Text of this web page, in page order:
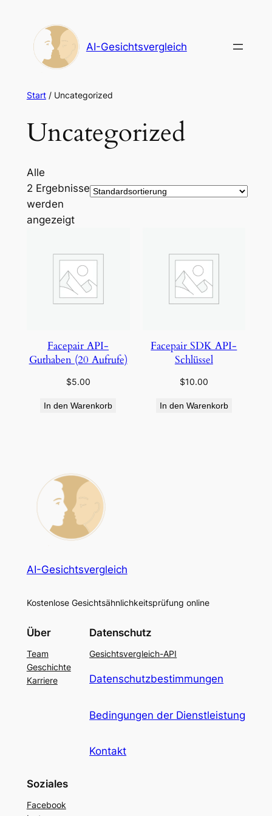
springen
AI-Gesichtsvergleich
Start/ Uncategorized
Uncategorized
Alle
2 Ergebnisse
werden
angezeigt
Facepair API-
Guthaben (20 Aufrufe)
$5.00
In den Warenkorb
Facepair SDK API-
Schlüssel
$10.00
In den Warenkorb
AI-Gesichtsvergleich
Kostenlose Gesichtsähnlichkeitsprüfung online
Über
Team
Geschichte
Karriere
Datenschutz
Gesichtsvergleich-API
Datenschutzbestimmungen
Bedingungen der Dienstleistung
Kontakt
Soziales
Facebook